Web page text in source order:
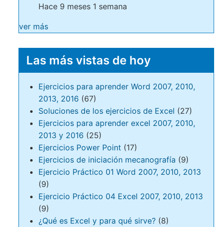
Hace 9 meses 1 semana
ver más
Las más vistas de hoy
Ejercicios para aprender Word 2007, 2010,
2013, 2016 (67)
Soluciones de los ejercicios de Excel (27)
Ejercicios para aprender excel 2007, 2010,
2013 y 2016 (25)
Ejercicios Power Point (17)
Ejercicios de iniciación mecanografía (9)
Ejercicio Práctico 01 Word 2007, 2010, 2013
(9)
Ejercicio Práctico 04 Excel 2007, 2010, 2013
(9)
¿Qué es Excel y para qué sirve? (8)